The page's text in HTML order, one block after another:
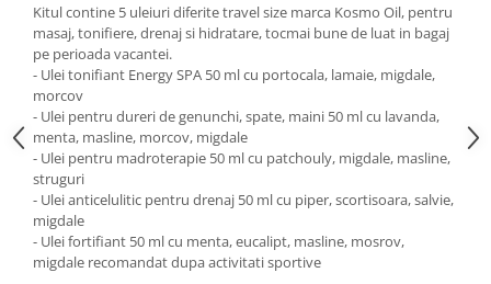
Kitul contine 5 uleiuri diferite travel size marca Kosmo Oil, pentru
masaj, tonifiere, drenaj si hidratare, tocmai bune de luat in bagaj
pe perioada vacantei.
- Ulei tonifiant Energy SPA 50 ml cu portocala, lamaie, migdale,
morcov
- Ulei pentru dureri de genunchi, spate, maini 50 ml cu lavanda,
menta, masline, morcov, migdale
- Ulei pentru madroterapie 50 ml cu patchouly, migdale, masline,
struguri
- Ulei anticelulitic pentru drenaj 50 ml cu piper, scortisoara, salvie,
migdale
- Ulei fortifiant 50 ml cu menta, eucalipt, masline, mosrov,
migdale recomandat dupa activitati sportive